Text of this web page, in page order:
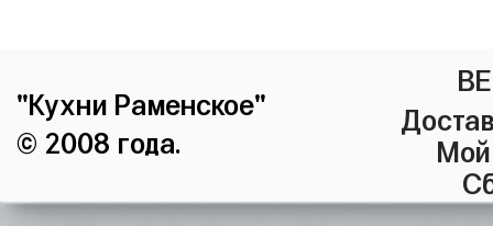
"Кухни Раменское"
© 2008 года.